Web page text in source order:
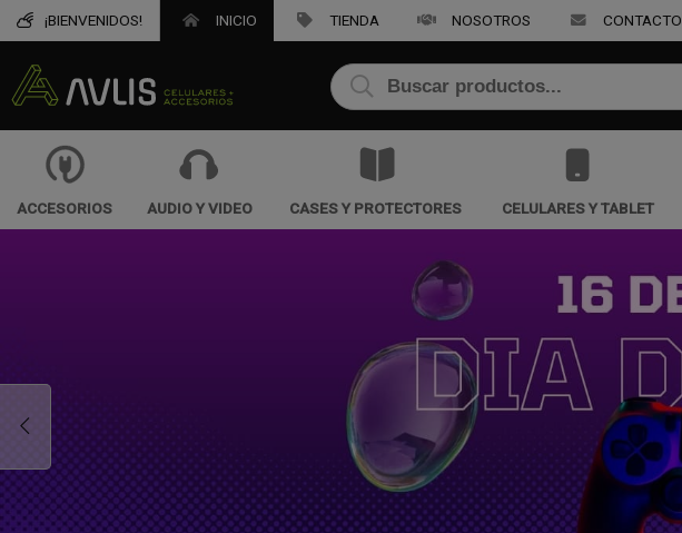
¡BIENVENIDOS! INICIO TIENDA NOSOTROS CONTACTO
ACCESORIOS AUDIO Y VIDEO CASES Y PROTECTORES CELULARES Y TABLET